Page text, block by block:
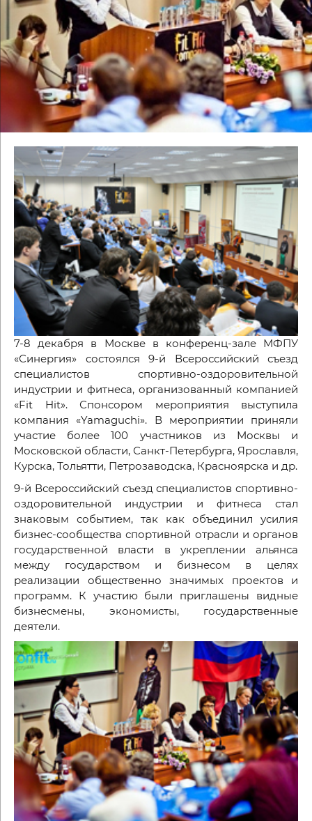
7-8 декабря в Москве в конференц-зале МФПУ
«Синергия» состоялся 9-й Всероссийский съезд
специалистов спортивно-оздоровительной
индустрии и фитнеса, организованный компанией
«Fit Hit». Спонсором мероприятия выступила
компания «Yamaguchi». В мероприятии приняли
участие более 100 участников из Москвы и
Московской области, Санкт-Петербурга, Ярославля,
Курска, Тольятти, Петрозаводска, Красноярска и др.
9-й Всероссийский съезд специалистов спортивно-
оздоровительной индустрии и фитнеса стал
знаковым событием, так как объединил усилия
бизнес-сообщества спортивной отрасли и органов
государственной власти в укреплении альянса
между государством и бизнесом в целях
реализации общественно значимых проектов и
программ. К участию были приглашены видные
бизнесмены, экономисты, государственные
деятели.